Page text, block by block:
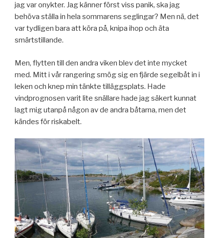
jag var onykter. Jag känner först viss panik, ska jag
behöva ställa in hela sommarens seglingar? Men nä, det
var tydligen bara att köra på, knipa ihop och äta
smärtstillande.
Men, flytten till den andra viken blev det inte mycket
med. Mitt i vår rangering smög sig en fjärde segelbåt in i
leken och knep min tänkte tilläggsplats. Hade
vindprognosen varit lite snällare hade jag säkert kunnat
lagt mig utanpå någon av de andra båtarna, men det
kändes för riskabelt.